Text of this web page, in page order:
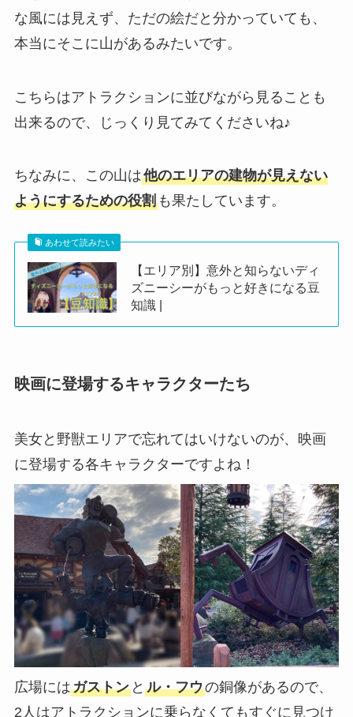
な風には見えず、ただの絵だと分かっていても、
本当にそこに山があるみたいです。
こちらはアトラクションに並びながら見ることも
出来るので、じっくり見てみてくださいね♪
ちなみに、この山は他のエリアの建物が見えない
ようにするための役割も果たしています。
あわせて読みたい
【エリア別】意外と知らないディ
ズニーシーがもっと好きになる豆
知識 |
映画に登場するキャラクターたち
美女と野獣エリアで忘れてはいけないのが、映画
に登場する各キャラクターですよね！
広場にはガストンと ル・フウの銅像があるので、
2人はアトラクションに乗らなくてもすぐに見つけ